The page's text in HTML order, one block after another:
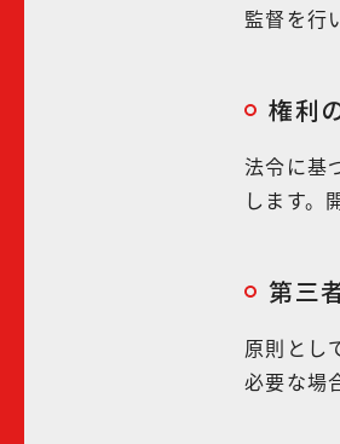
監督を行
権利
法令に基
します。
第三
原則とし
必要な場